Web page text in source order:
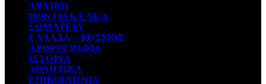
ΑΡΧΙΚΗ
ΠΟΝΤΙΑΚΑ ΝΕΑ
ΣΩΜΑΤΕΙΑ
ΕΛΛΑΔΑ – ΚΟΣΜΟΣ
ΑΡΘΡΟΓΡΑΦΙΑ
ΙΣΤΟΡΙΑ
ΑΘΛΗΤΙΚΑ
ΕΠΙΚΟΙΝΩΝΙΑ